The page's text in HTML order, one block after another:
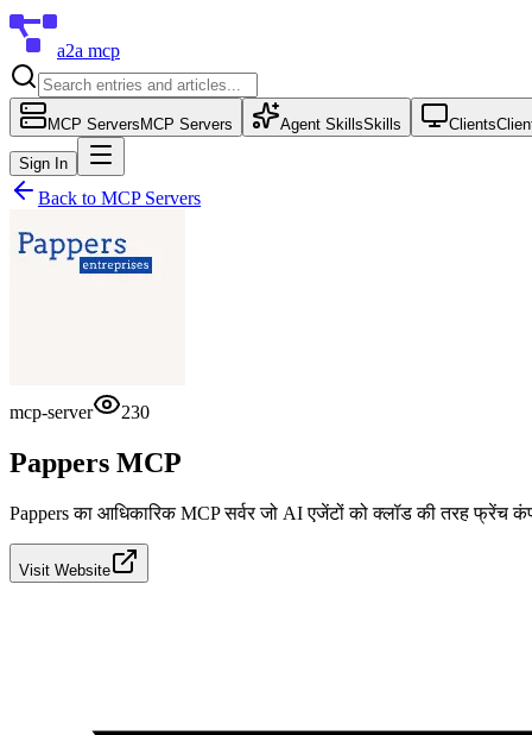
a2a mcp
MCP Servers MCP Servers Agent SkillsSkills Clients
Sign In
Back to MCP Servers
mcp-server 230
Pappers MCP
Pappers का आधिकारिक MCP सर्वर जो AI एजेंटों को क्लॉड की तरह फ्रेंच
Visit Website